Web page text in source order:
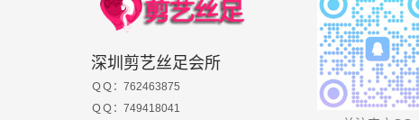
深圳剪艺丝足会所
ＱＱ：762463875
ＱＱ：749418041